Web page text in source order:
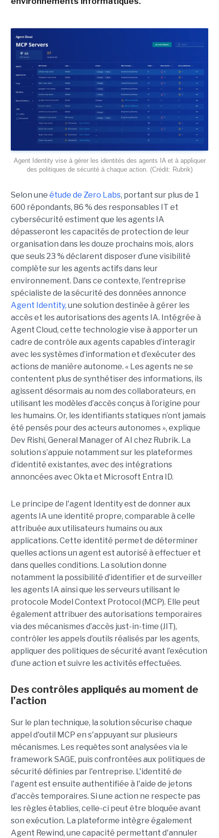
Agent Identity vise à gérer les identités des agents IA et à appliquer
des politiques de sécurité à chaque action. (Crédit: Rubrik)
Selon une étude de Zero Labs, portant sur plus de 1
600 répondants, 86 % des responsables IT et
cybersécurité estiment que les agents IA
dépasseront les capacités de protection de leur
organisation dans les douze prochains mois, alors
que seuls 23 % déclarent disposer d’une visibilité
complète sur les agents actifs dans leur
environnement. Dans ce contexte, l'entreprise
spécialiste de la sécurité des données annonce
Agent Identity, une solution destinée à gérer les
accès et les autorisations des agents IA. Intégrée à
Agent Cloud, cette technologie vise à apporter un
cadre de contrôle aux agents capables d’interagir
avec les systèmes d’information et d’exécuter des
actions de manière autonome. « Les agents ne se
contentent plus de synthétiser des informations, ils
agissent désormais au nom des collaborateurs, en
utilisant les modèles d’accès conçus à l’origine pour
les humains. Or, les identifiants statiques n’ont jamais
été pensés pour des acteurs autonomes », explique
Dev Rishi, General Manager of AI chez Rubrik. La
solution s’appuie notamment sur les plateformes
d’identité existantes, avec des intégrations
annoncées avec Okta et Microsoft Entra ID.
Le principe de l'agent Identity est de donner aux
agents IA une identité propre, comparable à celle
attribuée aux utilisateurs humains ou aux
applications. Cette identité permet de déterminer
quelles actions un agent est autorisé à effectuer et
dans quelles conditions. La solution donne
notamment la possibilité d’identifier et de surveiller
les agents IA ainsi que les serveurs utilisant le
protocole Model Context Protocol (MCP). Elle peut
également attribuer des autorisations temporaires
via des mécanismes d’accès just-in-time (JIT),
contrôler les appels d’outils réalisés par les agents,
appliquer des politiques de sécurité avant l’exécution
d’une action et suivre les activités effectuées.
Des contrôles appliqués au moment de
l’action
Sur le plan technique, la solution sécurise chaque
appel d'outil MCP en s'appuyant sur plusieurs
mécanismes. Les requêtes sont analysées via le
framework SAGE, puis confrontées aux politiques de
sécurité définies par l'entreprise. L'identité de
l'agent est ensuite authentifiée à l'aide de jetons
d'accès temporaires. Si une action ne respecte pas
les règles établies, celle-ci peut être bloquée avant
son exécution. La plateforme intègre également
Agent Rewind, une capacité permettant d'annuler